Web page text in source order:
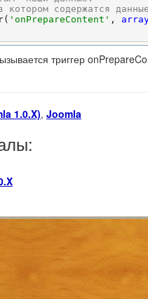
содержатся
'onPrepareContent' ,
триггер
1.0.X), Joomla